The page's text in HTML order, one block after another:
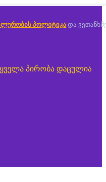
პოლიტიკა და
ყველა პირობა დაცულია